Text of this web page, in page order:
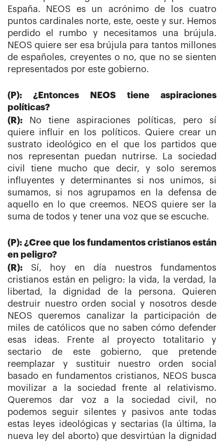
España. NEOS es un acrónimo de los cuatro
puntos cardinales norte, este, oeste y sur. Hemos
perdido el rumbo y necesitamos una brújula.
NEOS quiere ser esa brújula para tantos millones
de españoles, creyentes o no, que no se sienten
representados por este gobierno.
(P): ¿Entonces NEOS tiene aspiraciones
políticas?
(R): No tiene aspiraciones políticas, pero sí
quiere influir en los políticos. Quiere crear un
sustrato ideológico en el que los partidos que
nos representan puedan nutrirse. La sociedad
civil tiene mucho que decir, y solo seremos
influyentes y determinantes si nos unimos, si
sumamos, si nos agrupamos en la defensa de
aquello en lo que creemos. NEOS quiere ser la
suma de todos y tener una voz que se escuche.
(P): ¿Cree que los fundamentos cristianos están
en peligro?
(R): Sí, hoy en día nuestros fundamentos
cristianos están en peligro: la vida, la verdad, la
libertad, la dignidad de la persona. Quieren
destruir nuestro orden social y nosotros desde
NEOS queremos canalizar la participación de
miles de católicos que no saben cómo defender
esas ideas. Frente al proyecto totalitario y
sectario de este gobierno, que pretende
reemplazar y sustituir nuestro orden social
basado en fundamentos cristianos, NEOS busca
movilizar a la sociedad frente al relativismo.
Queremos dar voz a la sociedad civil, no
podemos seguir silentes y pasivos ante todas
estas leyes ideológicas y sectarias (la última, la
nueva ley del aborto) que desvirtúan la dignidad